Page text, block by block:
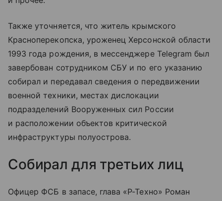
Также уточняется, что житель крымского
Красноперекопска, уроженец Херсонской области
1993 года рождения, в мессенджере Telegram был
завербован сотрудником СБУ и по его указанию
собирал и передавал сведения о передвижении
военной техники, местах дислокации
подразделений Вооруженных сил России
и расположении объектов критической
инфраструктуры полуострова.
Собирал для третьих лиц
Офицер ФСБ в запасе, глава «Р-Техно» Роман